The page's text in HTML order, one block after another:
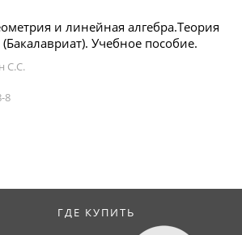
и линейная алгебра.Теория
Учебное пособие.
С.С.
8
ГДЕ КУПИТЬ